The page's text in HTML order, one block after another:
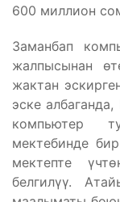
600 миллион
Заманбап
жалпысынан
жактан
эске
компьютер
мектебинде
мектепте
белгилүү.